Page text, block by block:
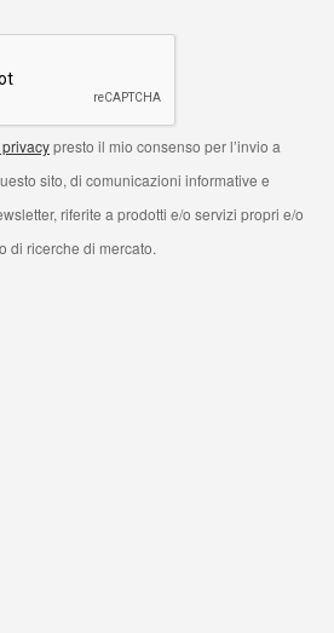
presto il mio consenso per l’invio a
sito, di comunicazioni informative e
riferite a prodotti e/o servizi propri e/o
di ricerche di mercato.